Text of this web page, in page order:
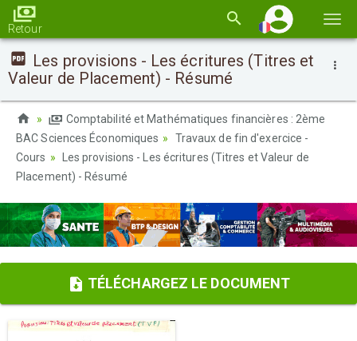
la
Retour
Les provisions - Les écritures (Titres et
Valeur de Placement) - Résumé
Comptabilité et Mathématiques financières : 2ème
BAC Sciences Économiques
Travaux de fin d'exercice -
Cours
Les provisions - Les écritures (Titres et Valeur de
Placement) - Résumé
TÉLÉCHARGEZ LE DOCUMENT